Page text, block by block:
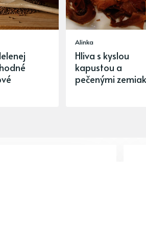
Alinka
Hliva s kyslou
kapustou a
pečenými